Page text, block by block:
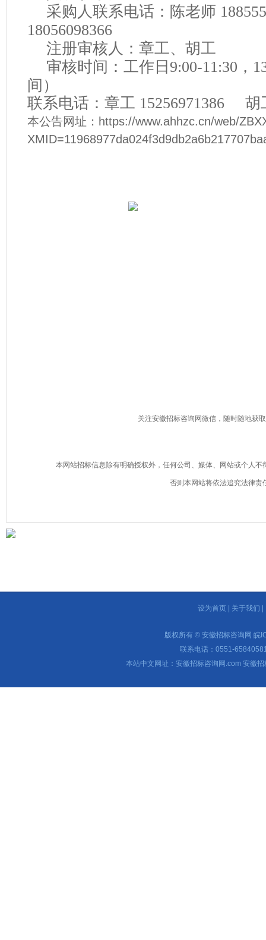
采购人联系电话： 陈老师
18056098366
注册审核人：章工、胡工
审核时间：工作日 9:00-11:30，
间）
联系电话：章工 15256971386 胡
本公告网址：https://www.ahhzc.cn/web/
关注安徽招标咨询网微信，随时随地获
本网站招标信息除有明确授权外，任何公司、媒体、网站或个人
否则本网站将依法追究法律责
设为首页 关于我们
版权所有 © 安徽招标咨询网 皖
联系电话：0551-
本站中文网址：安徽招标咨询网.com 安徽